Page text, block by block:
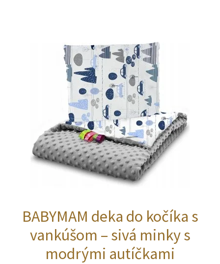
BABYMAM deka do kočíka s
vankúšom – sivá minky s
modrými autíčkami